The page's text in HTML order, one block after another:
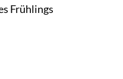
Frühlings